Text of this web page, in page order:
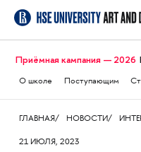
Приёмная кампания — 2026
О школе Поступающим
ГЛАВНАЯ НОВОСТИ
21 ИЮЛЯ, 2023